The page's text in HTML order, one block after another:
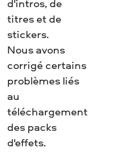
d'intros, de
titres et de
stickers.
Nous avons
corrigé certains
problèmes liés
au
téléchargement
des packs
d'effets.